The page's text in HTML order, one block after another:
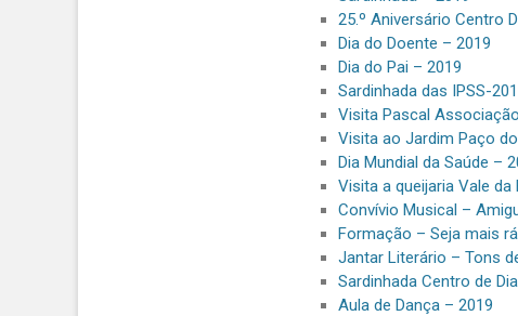
25.º Aniversário Centro
Dia do Doente – 2019
Dia do Pai – 2019
Sardinhada das IPSS-
Visita Pascal
Visita ao Jardim Paço
Dia Mundial da Saúde –
Visita a queijaria Vale da
Convívio Musical –
Formação – Seja mais
Jantar Literário – Tons
Sardinhada Centro de
Aula de Dança – 2019